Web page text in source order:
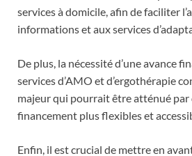
services à domicile, afin de faciliter
informations et aux services
De plus, la nécessité d’une avance
services d’AMO et d’ergothérapie
majeur qui pourrait être atténué par
financement plus flexibles et
Enfin, il est crucial de mettre en